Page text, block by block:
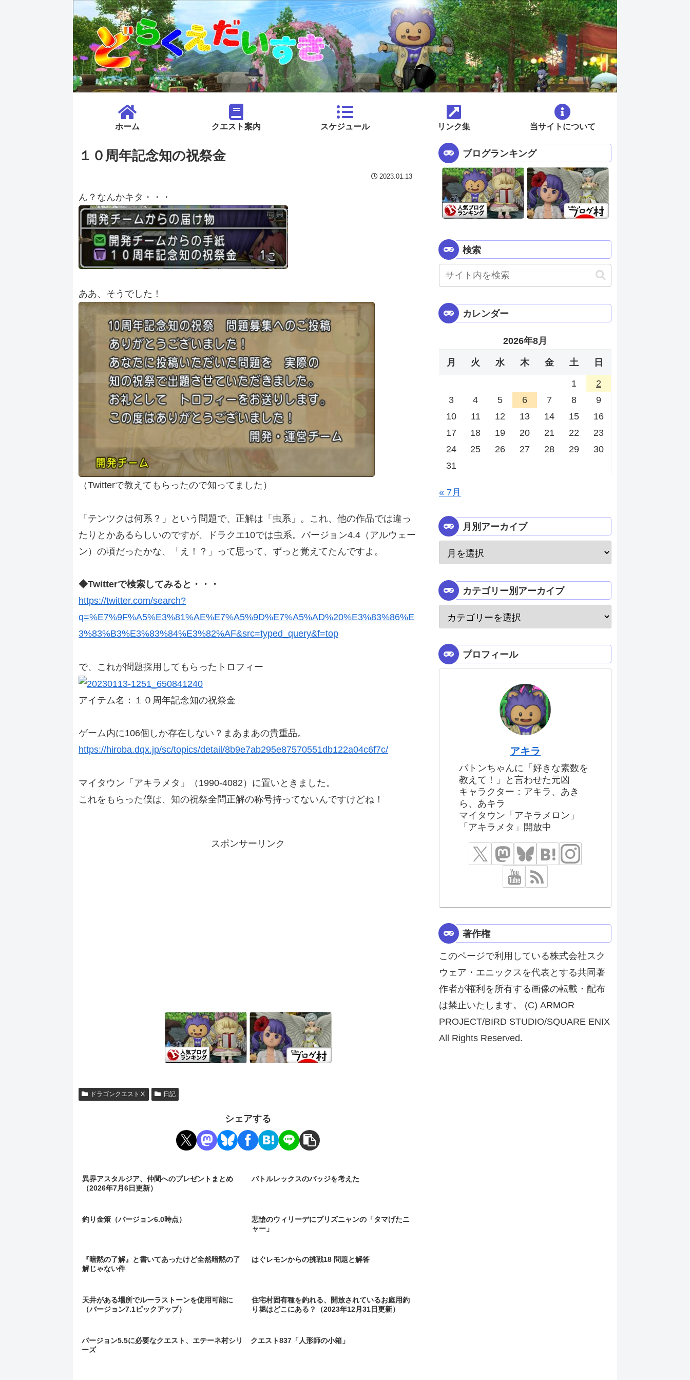
ホーム クエスト案内 スケジュール リンク集 当サイトについて
１０周年記念知の祝祭金
2023.01.13
ん？なんかキタ・・・
ああ、そうでした！
（Twitterで教えてもらったので知ってました）
「テンツクは何系？」という問題で、正解は「虫系」。これ、他の作品では違っ
たりとかあるらしいのですが、ドラクエ10では虫系。バージョン4.4（アルウェー
ン）の頃だったかな、「え！？」って思って、ずっと覚えてたんですよ。
◆Twitterで検索してみると・・・
https://twitter.com/search?
q=%E7%9F%A5%E3%81%AE%E7%A5%9D%E7%A5%AD%20%E3%83%86%E
3%83%B3%E3%83%84%E3%82%AF&src=typed_query&f=top
で、これが問題採用してもらったトロフィー
アイテム名：１０周年記念知の祝祭金
ゲーム内に106個しか存在しない？まあまあの貴重品。
https://hiroba.dqx.jp/sc/topics/detail/8b9e7ab295e87570551db122a04c6f7c/
マイタウン「アキラメタ」（1990-4082）に置いときました。
これをもらった僕は、知の祝祭全問正解の称号持ってないんですけどね！
スポンサーリンク
ドラゴンクエストⅩ 日記
シェアする
異界アスタルジア、仲間へのプレゼントまとめ
（2026年7月6日更新）
バトルレックスのバッジを考えた
釣り金策（バージョン6.0時点）
悲愴のウィリーデにプリズニャンの「タマげたニ
ャー」
『暗黙の了解』と書いてあったけど全然暗黙の了
解じゃない件
はぐレモンからの挑戦18 問題と解答
天井がある場所でルーラストーンを使用可能に
（バージョン7.1ピックアップ）
住宅村固有種を釣れる、開放されているお庭用釣
り堀はどこにある？（2023年12月31日更新）
バージョン5.5に必要なクエスト、エテーネ村シリ
ーズ
クエスト837「人形師の小箱」
ブログランキング
検索
カレンダー
2026年8月
月 火 水 木 金 土 日
1
2
3
4 5 6 7 8
9
10
11 12 13 14 15
16
17
18 19 20 21 22
23
24
25 26 27 28 29
30
31
« 7月
月別アーカイブ
カテゴリー別アーカイブ
プロフィール
アキラ
バトンちゃんに「好きな素数を
教えて！」と言わせた元凶
キャラクター：アキラ、あき
ら、あキラ
マイタウン「アキラメロン」
「アキラメタ」開放中
著作権
このページで利用している株式会社スク
ウェア・エニックスを代表とする共同著
作者が権利を所有する画像の転載・配布
は禁止いたします。 (C) ARMOR
PROJECT/BIRD STUDIO/SQUARE ENIX
All Rights Reserved.